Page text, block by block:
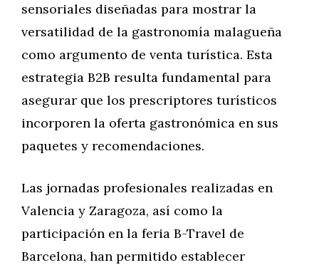
sensoriales diseñadas para mostrar la
versatilidad de la gastronomía malagueña
como argumento de venta turística. Esta
estrategia B2B resulta fundamental para
asegurar que los prescriptores turísticos
incorporen la oferta gastronómica en sus
paquetes y recomendaciones.
Las jornadas profesionales realizadas en
Valencia y Zaragoza, así como la
participación en la feria B-Travel de
Barcelona, han permitido establecer